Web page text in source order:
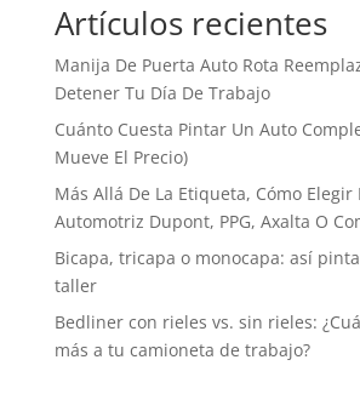
Artículos recientes
Manija De Puerta Auto Rota
Detener Tu Día De Trabajo
Cuánto Cuesta Pintar Un Auto
Mueve El Precio)
Más Allá De La Etiqueta, Cómo
Automotriz Dupont, PPG, Axalta O
Bicapa, tricapa o monocapa: así
taller
Bedliner con rieles vs. sin rieles:
más a tu camioneta de trabajo?